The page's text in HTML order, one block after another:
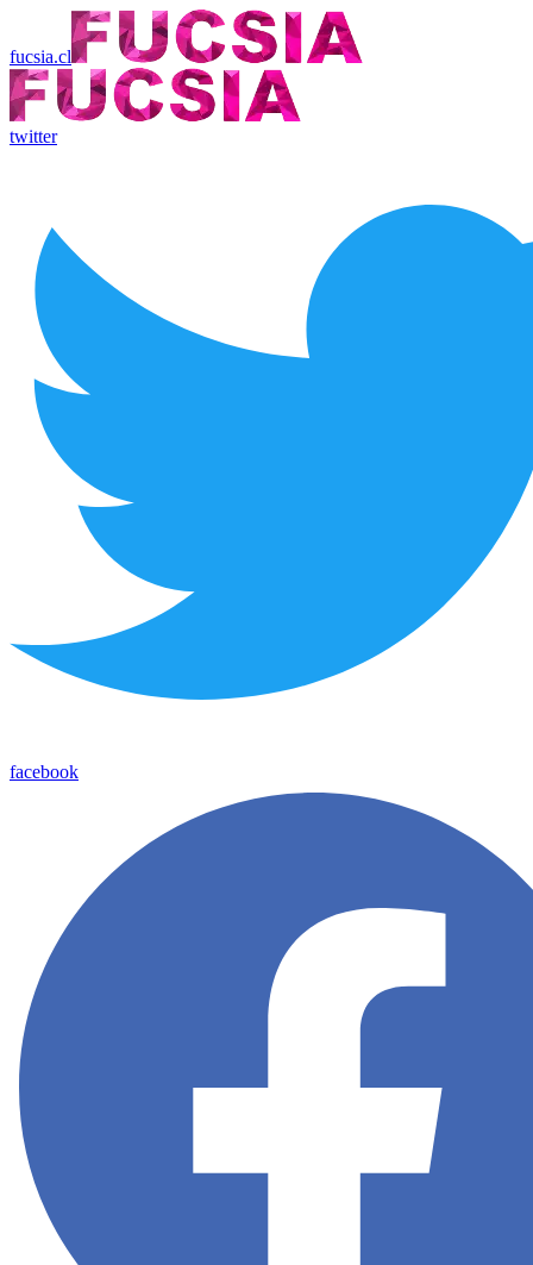
fucsia.cl
twitter
facebook